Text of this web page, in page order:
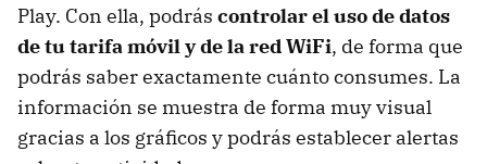
Play. Con ella, podrás controlar el uso de datos
de tu tarifa móvil y de la red WiFi, de forma que
podrás saber exactamente cuánto consumes. La
información se muestra de forma muy visual
gracias a los gráficos y podrás establecer alertas